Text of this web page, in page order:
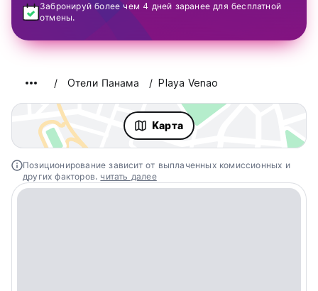
Забронируй более чем 4 дней заранее для бесплатной
отмены.
Oтели Панама Playa Venao
Kарта
Позиционирование зависит от выплаченных комиссионных и
других факторов. читать далее